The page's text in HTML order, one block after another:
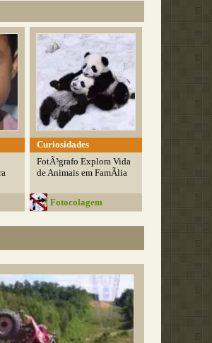
Curiosidades
FotÃ³grafo Explora Vida
de Animais em FamÃ­lia
Fotocolagem